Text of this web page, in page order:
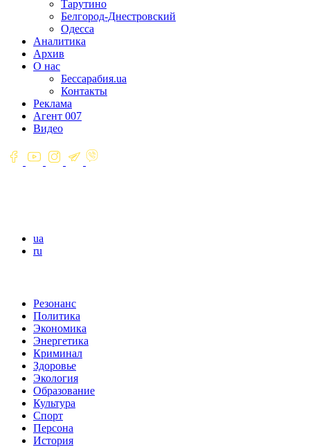
Тарутино
Белгород-Днестровский
Одесса
Аналитика
Архив
О нас
Бессарабия.ua
Контакты
Реклама
Агент 007
Видео
ua
ru
Резонанс
Политика
Экономика
Энергетика
Криминал
Здоровье
Экология
Образование
Культура
Спорт
Персона
История